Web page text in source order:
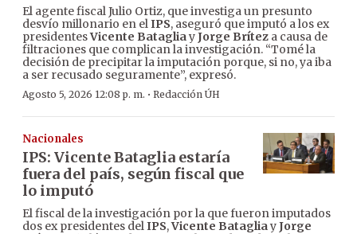
El agente fiscal Julio Ortiz, que investiga un presunto
desvío millonario en elIPS, aseguró que imputó a los ex
presidentesVicente BatagliayJorge Brítez a causa de
filtraciones que complican la investigación. “Tomé la
decisión de precipitar la imputación porque, si no, ya iba
a ser recusado seguramente”, expresó.
Agosto 5, 2026 12:08 p. m. · Redacción ÚH
Nacionales
IPS: Vicente Bataglia estaría
fuera del país, según fiscal que
lo imputó
El fiscal de la investigación por la que fueron imputados
dos ex presidentes delIPS,Vicente BatagliayJorge